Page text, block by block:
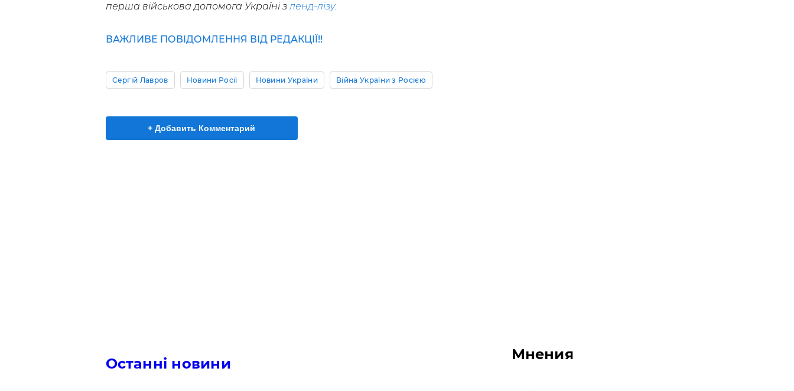
перша військова допомога Україні зленд-лізу.
ВАЖЛИВЕ ПОВІДОМЛЕННЯ ВІД РЕДАКЦІЇ!!
Сергій Лавров Новини Росії Новини України Війна України з Росією
+ Добавить Комментарий
Останні новини
Мнения